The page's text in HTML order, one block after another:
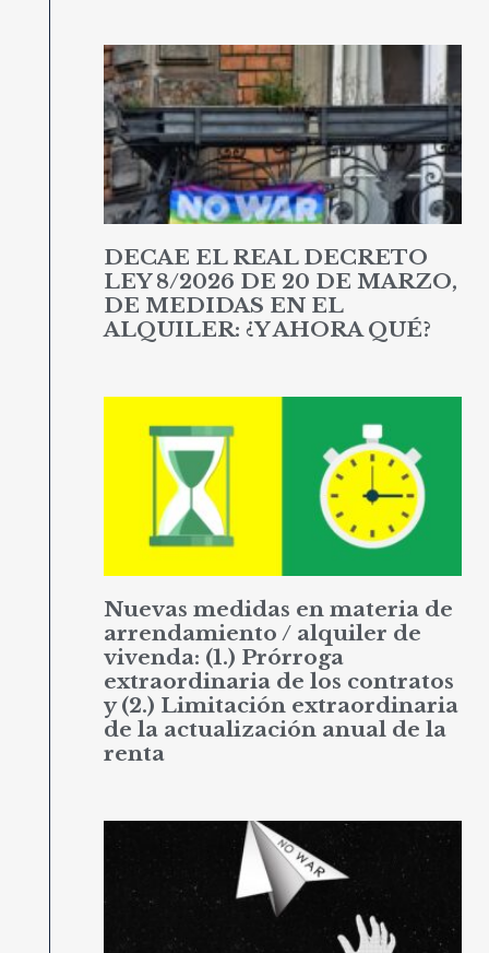
DECAE EL REAL DECRETO
LEY 8/2026 DE 20 DE MARZO,
DE MEDIDAS EN EL
ALQUILER: ¿Y AHORA QUÉ?
Nuevas medidas en materia de
arrendamiento / alquiler de
vivenda: (1.) Prórroga
extraordinaria de los contratos
y (2.) Limitación extraordinaria
de la actualización anual de la
renta